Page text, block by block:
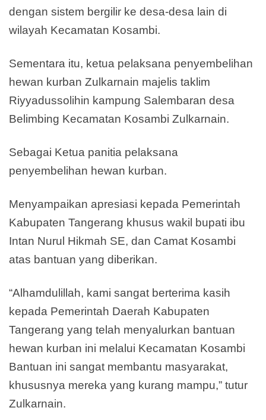
dengan sistem bergilir ke desa-desa lain di
wilayah Kecamatan Kosambi.
Sementara itu, ketua pelaksana penyembelihan
hewan kurban Zulkarnain majelis taklim
Riyyadussolihin kampung Salembaran desa
Belimbing Kecamatan Kosambi Zulkarnain.
Sebagai Ketua panitia pelaksana
penyembelihan hewan kurban.
Menyampaikan apresiasi kepada Pemerintah
Kabupaten Tangerang khusus wakil bupati ibu
Intan Nurul Hikmah SE, dan Camat Kosambi
atas bantuan yang diberikan.
“Alhamdulillah, kami sangat berterima kasih
kepada Pemerintah Daerah Kabupaten
Tangerang yang telah menyalurkan bantuan
hewan kurban ini melalui Kecamatan Kosambi
Bantuan ini sangat membantu masyarakat,
khususnya mereka yang kurang mampu,” tutur
Zulkarnain.